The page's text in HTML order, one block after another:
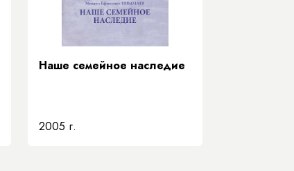
Наше семейное наследие
2005 г.